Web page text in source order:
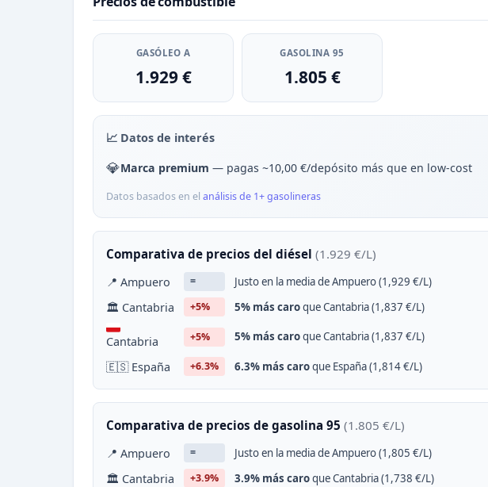
GASÓLEO A
1.929 €
GASOLINA 95
1.805 €
📈 Datos de interés
💎Marca premium — pagas ~10,00 €/depósito más que en low-cost
Datos basados en el análisis de 1+ gasolineras
Comparativa de precios del diésel (1.929 €/L)
📍 Ampuero = Justo en la media de Ampuero (1,929 €/L)
🏛 Cantabria +5% 5% más caroque Cantabria (1,837 €/L)
Cantabria +5% 5% más caroque Cantabria (1,837 €/L)
🇪🇸 España +6.3% 6.3% más caroque España (1,814 €/L)
Comparativa de precios de gasolina 95 (1.805 €/L)
📍 Ampuero = Justo en la media de Ampuero (1,805 €/L)
🏛 Cantabria +3.9% 3.9% más caroque Cantabria (1,738 €/L)